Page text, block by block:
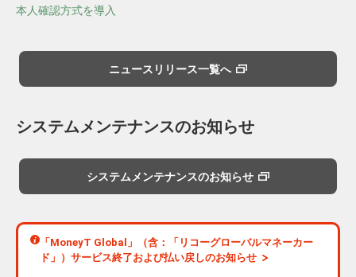
本人確認方式を導入
ニュースリリース一覧へ
システムメンテナンスのお知らせ
システムメンテナンスのお知らせ
「MoneyT Global」（含：「リコーグローバルマネーカー
ド」）サービス終了および払い戻しのお知らせ